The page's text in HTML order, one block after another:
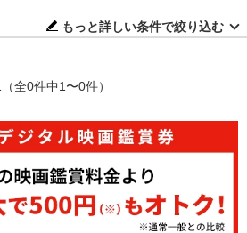
もっと詳しい条件で絞り込む
（全0件中1〜0件）